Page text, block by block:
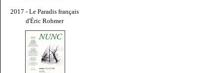
2017 - Le Paradis français
d'Éric Rohmer